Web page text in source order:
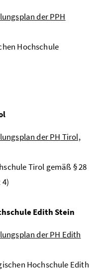
derPPH
Hochschule
derPH Tirol,
Tirol gemäß § 28
Edith Stein
derPH Edith
Hochschule Edith